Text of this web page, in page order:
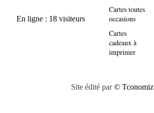
Cartes toutes
occasions
Cartes
cadeaux à
imprimer
Site édité par© Tconomiz